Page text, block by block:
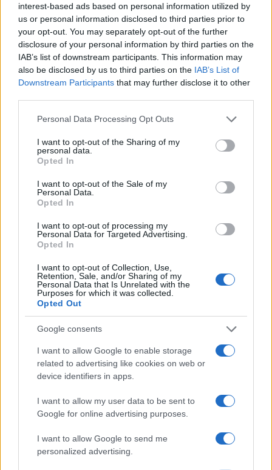
interest-based ads based on personal information utilized by
us or personal information disclosed to third parties prior to
your opt-out. You may separately opt-out of the further
disclosure of your personal information by third parties on the
IAB’s list of downstream participants. This information may
also be disclosed by us to third parties on the IAB’s List of
Downstream Participants that may further disclose it to other
Please note that this website/app uses one or more Google
not limited to your visit or usage behaviour. You may click to
grant or deny consent to Google and its third-party tags to
use your data for below specified purposes in below Google
consent section.
Personal Data Processing Opt Outs
I want to opt-out of the Sharing of my
personal data.
Opted In
I want to opt-out of the Sale of my
Personal Data.
Opted In
I want to opt-out of processing my
Personal Data for Targeted Advertising.
Opted In
I want to opt-out of Collection, Use,
Retention, Sale, and/or Sharing of my
Personal Data that Is Unrelated with the
Purposes for which it was collected.
Opted Out
Google consents
I want to allow Google to enable storage
related to advertising like cookies on web or
device identifiers in apps.
I want to allow my user data to be sent to
Google for online advertising purposes.
I want to allow Google to send me
personalized advertising.
TEMI: Angedras Taekwondo
Notizie in tempo reale?
GalluraOggi.it
Inviaci le tue segnalazioni,
i tuoi video e le tue foto
Su WhatsApp al numero +39
345 356 7512
Ricevi le nostre ultime news
daGoogle News